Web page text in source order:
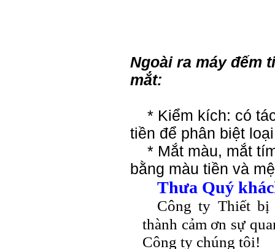
Ngoài ra máy đếm
mắt:
* Kiểm kích: có
tiền để phân biệt
* Mắt màu, mắt
bằng màu tiền và
Thưa Quý
Công ty Thiết
thành cảm ơn sự
Công ty chúng tôi!